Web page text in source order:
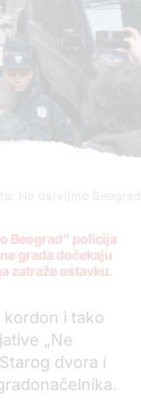
Ne da(vi)mo Beograd
Beograd“ policija
grada dočekaju
zatraže ostavku.
kordon i tako
„Ne
dvora i